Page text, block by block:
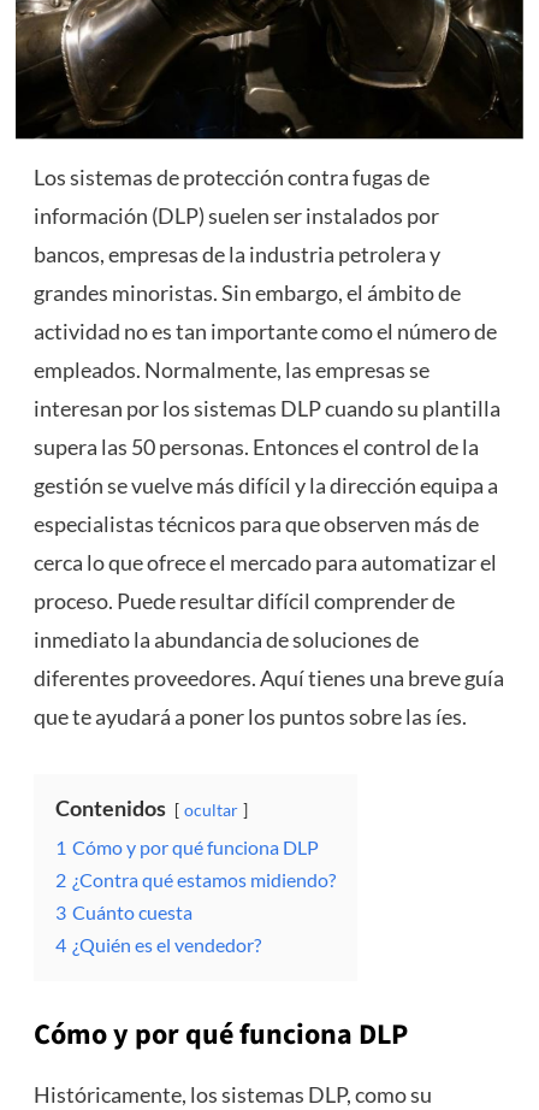
Los sistemas de protección contra fugas de
información (DLP) suelen ser instalados por
bancos, empresas de la industria petrolera y
grandes minoristas. Sin embargo, el ámbito de
actividad no es tan importante como el número de
empleados. Normalmente, las empresas se
interesan por los sistemas DLP cuando su plantilla
supera las 50 personas. Entonces el control de la
gestión se vuelve más difícil y la dirección equipa a
especialistas técnicos para que observen más de
cerca lo que ofrece el mercado para automatizar el
proceso. Puede resultar difícil comprender de
inmediato la abundancia de soluciones de
diferentes proveedores. Aquí tienes una breve guía
que te ayudará a poner los puntos sobre las íes.
Contenidos ocultar
1 Cómo y por qué funciona DLP
2 ¿Contra qué estamos midiendo?
3 Cuánto cuesta
4 ¿Quién es el vendedor?
Cómo y por qué funciona DLP
Históricamente, los sistemas DLP, como su